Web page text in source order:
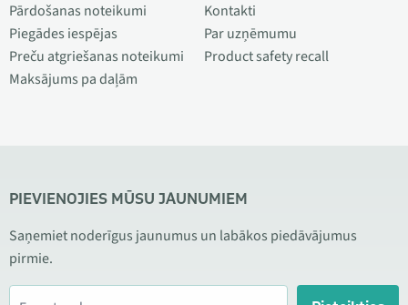
Pārdošanas noteikumi
Piegādes iespējas
Preču atgriešanas noteikumi
Maksājums pa daļām
Kontakti
Par uzņēmumu
Product safety recall
PIEVIENOJIES MŪSU JAUNUMIEM
Saņemiet noderīgus jaunumus un labākos piedāvājumus
pirmie.